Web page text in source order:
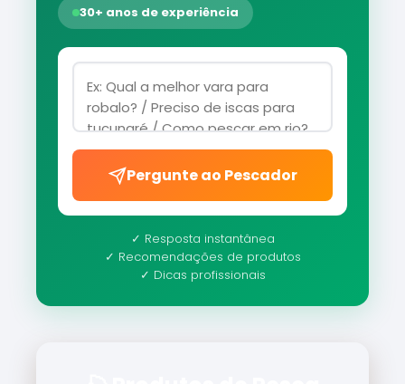
30+ anos de experiência
Pergunte ao Pescador
✓ Resposta instantânea
✓ Recomendações de produtos
✓ Dicas profissionais